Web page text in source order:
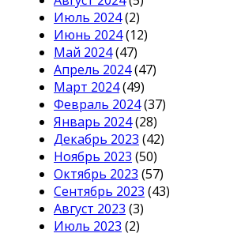
Июль 2024(2)
Июнь 2024(12)
Май 2024(47)
Апрель 2024(47)
Март 2024(49)
Февраль 2024(37)
Январь 2024(28)
Декабрь 2023 (42)
Ноябрь 2023 (50)
Октябрь 2023 (57)
Сентябрь 2023 (43)
Август 2023 (3)
Июль 2023 (2)